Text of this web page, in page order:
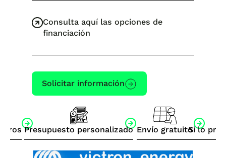
Consulta aquí las opciones de
financiación
Solicitar información
Presupuesto personalizado Envío gratuitoSi lo